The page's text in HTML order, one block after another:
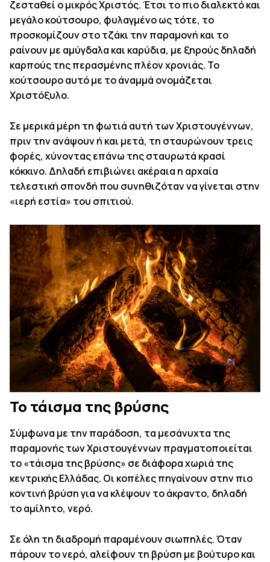
ζεσταθεί ο μικρός Χριστός. Έτσι το πιο διαλεκτό και
μεγάλο κούτσουρο, φυλαγμένο ως τότε, το
προσκομίζουν στο τζάκι την παραμονή και το
ραίνουν με αμύγδαλα και καρύδια, με ξηρούς δηλαδή
καρπούς της περασμένης πλέον χρονιάς. Το
κούτσουρο αυτό με το άναμμά ονομάζεται
Χριστόξυλο.
Σε μερικά μέρη τη φωτιά αυτή των Χριστουγέννων,
πριν την ανάψουν ή και μετά, τη σταυρώνουν τρεις
φορές, χύνοντας επάνω της σταυρωτά κρασί
κόκκινο. Δηλαδή επιβιώνει ακέραια η αρχαία
τελεστική σπονδή που συνηθιζόταν να γίνεται στην
«ιερή εστία» του σπιτιού.
Το τάισμα της βρύσης
Σύμφωνα με την παράδοση, τα μεσάνυχτα της
παραμονής των Χριστουγέννων πραγματοποιείται
το «τάισμα της βρύσης» σε διάφορα χωριά της
κεντρικής Ελλάδας. Οι κοπέλες πηγαίνουν στην πιο
κοντινή βρύση για να κλέψουν το άκραντο, δηλαδή
το αμίλητο, νερό.
Σε όλη τη διαδρομή παραμένουν σιωπηλές. Όταν
πάρουν το νερό, αλείφουν τη βρύση με βούτυρο και